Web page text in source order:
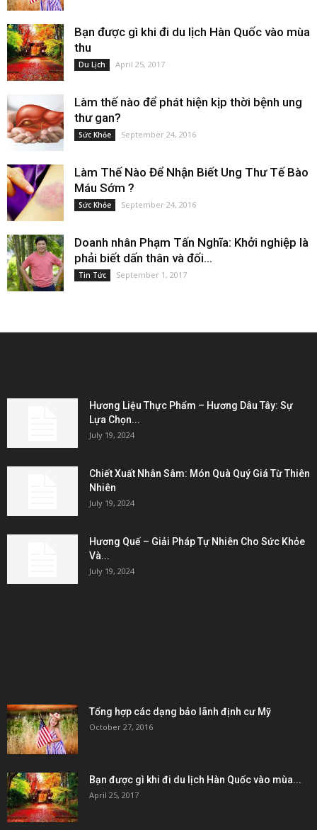
Bạn được gì khi đi du lịch Hàn Quốc vào mùa
thu
Du Lịch April 25, 2017
Làm thế nào để phát hiện kịp thời bệnh ung
thư gan?
Sức Khỏe September 24, 2016
Làm Thế Nào Để Nhận Biết Ung Thư Tế Bào
Máu Sớm ?
Sức Khỏe September 24, 2016
Doanh nhân Phạm Tấn Nghĩa: Khởi nghiệp là
phải biết dấn thân và đối...
Tin Tức September 1, 2017
Hương Liệu Thực Phẩm – Hương Dâu Tây: Sự
Lựa Chọn...
July 19, 2024
Chiết Xuất Nhân Sâm: Món Quà Quý Giá Từ Thiên
Nhiên
July 19, 2024
Hương Quế – Giải Pháp Tự Nhiên Cho Sức Khỏe
Và...
July 19, 2024
Tổng hợp các dạng bảo lãnh định cư Mỹ
October 27, 2016
Bạn được gì khi đi du lịch Hàn Quốc vào mùa...
April 25, 2017